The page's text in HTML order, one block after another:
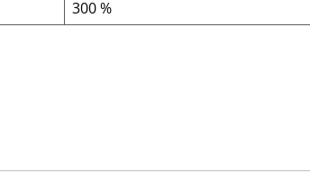
300 %